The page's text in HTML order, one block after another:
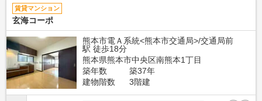
賃貸マンション
玄海コーポ
熊本市電Ａ系統<熊本市交通局>/交通局前
駅 徒歩18分
熊本県熊本市中央区南熊本1丁目
築年数
築37年
建物階数
3階建